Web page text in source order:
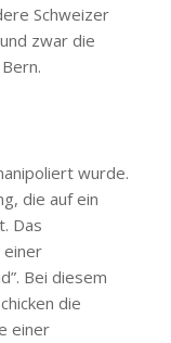
Schweizer
zwar die
wurde.
die auf ein
Das
einer
Bei diesem
die
einer